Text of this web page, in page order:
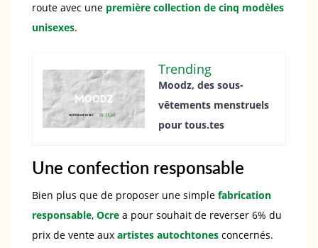
route avec une première collection de cinq modèles
unisexes.
Trending
Moodz, des sous-
vêtements menstruels
pour tous.tes
Une confection responsable
Bien plus que de proposer une simple fabrication
responsable, Ocre a pour souhait de reverser 6% du
prix de vente aux artistes autochtones concernés.